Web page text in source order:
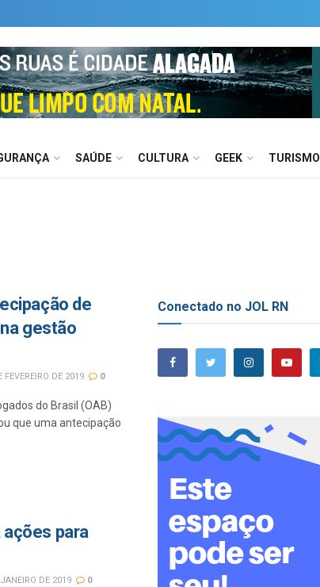
SAÚDE CULTURA GEEK TURISMO
de
gestão
FEVEREIRO DE 2019 0
do Brasil (OAB)
que uma antecipação
para
DE 2019 0
Conectado no JOL RN